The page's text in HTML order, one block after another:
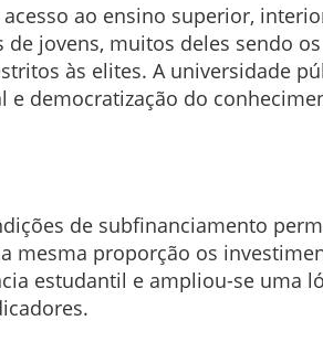
ao ensino superior,
jovens, muitos deles sendo
às elites. A universidade
democratização do
de subfinanciamento
mesma proporção os
estudantil e ampliou-se uma